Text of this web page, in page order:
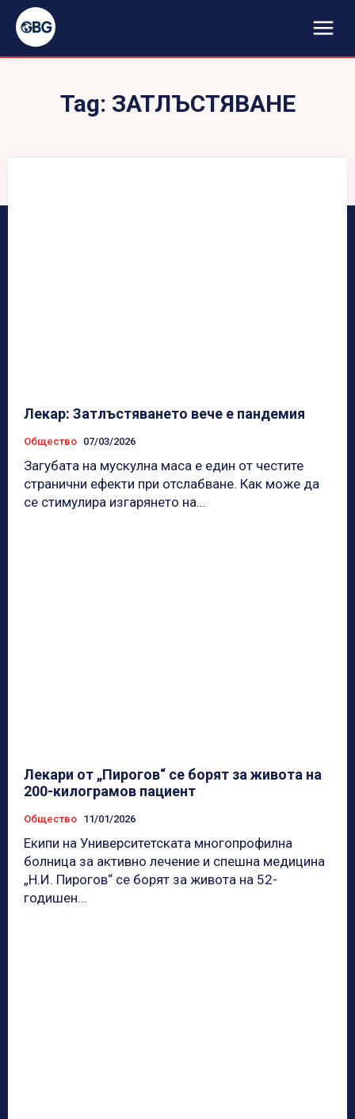
Tag: ЗАТЛЪСТЯВАНЕ
Лекар: Затлъстяването вече е пандемия
Общество 07/03/2026
Загубата на мускулна маса е един от честите
странични ефекти при отслабване. Как може да
се стимулира изгарянето на...
Лекари от „Пирогов“ се борят за живота на
200-килограмов пациент
Общество 11/01/2026
Екипи на Университетската многопрофилна
болница за активно лечение и спешна медицина
„Н.И. Пирогов“ се борят за живота на 52-
годишен...